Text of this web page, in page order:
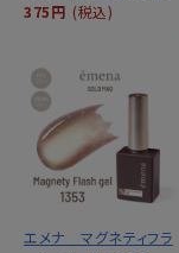
375円 (税込)
エメナ マグネティフラ